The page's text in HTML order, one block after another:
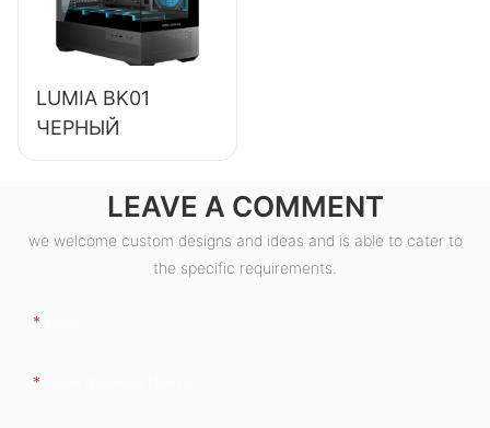
настольных ПК,
ESB550W
LUMIA BK01
ЧЕРНЫЙ
LEAVE A COMMENT
we welcome custom designs and ideas and is able to cater to
the specific requirements.